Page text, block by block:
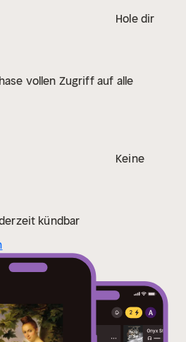
Rinaldini der Räuberhauptmann
Hohenweile (Benedikte
Lagerlöf)
Die Elenden (Victor
einer kleinen Stadt (Frau von
Sachsen (Hermann
des jungen Werther (Johann
Die Wahlverwandtschaften
Goethe)
Hole dir
vollen Zugriff auf alle
Keine
kündbar